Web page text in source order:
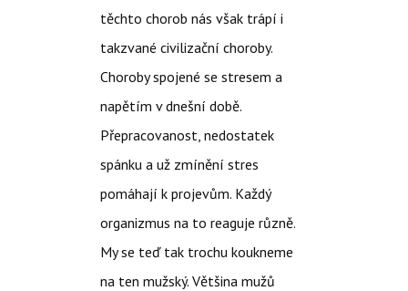
těchto chorob nás však trápí i
takzvané civilizační choroby.
Choroby spojené se stresem a
napětím v dnešní době.
Přepracovanost, nedostatek
spánku a už zmínění stres
pomáhají k projevům. Každý
organizmus na to reaguje různě.
My se teď tak trochu koukneme
na ten mužský. Většina mužů